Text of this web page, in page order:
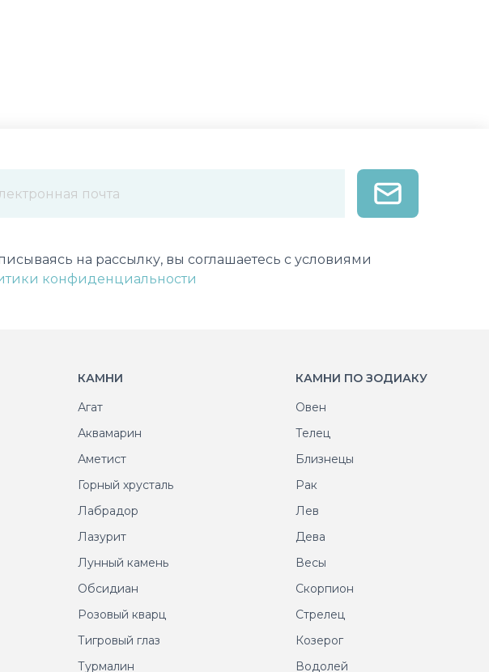
на рассылку, вы соглашаетесь с условиями
конфиденциальности
КАМНИ
Агат
Аквамарин
Аметист
Горный хрусталь
Лабрадор
Лазурит
Лунный камень
Обсидиан
Розовый кварц
Тигровый глаз
Турмалин
КАМНИ ПО ЗОДИАКУ
Овен
Телец
Близнецы
Рак
Лев
Дева
Весы
Скорпион
Стрелец
Козерог
Водолей